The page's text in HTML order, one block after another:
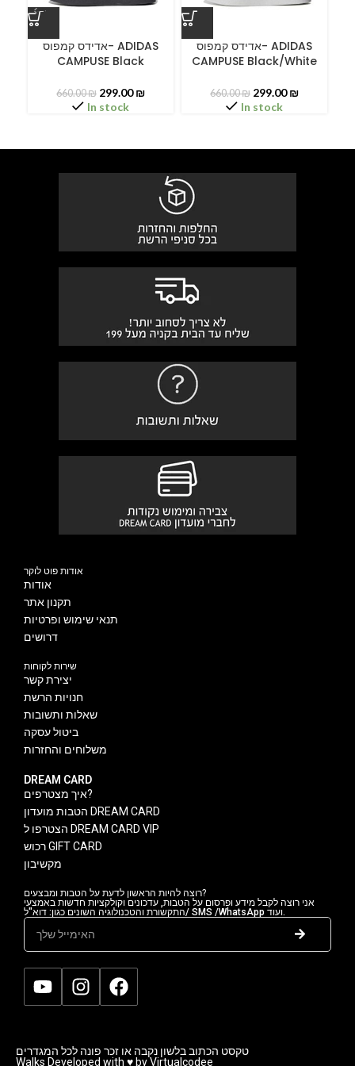
אדידס קמפוס- ADIDAS
CAMPUSE Black
660.00₪ 299.00₪
In stock
אדידס קמפוס- ADIDAS
CAMPUSE Black/White
660.00₪ 299.00₪
In stock
אודות פוט לוקר
אודות
תקנון אתר
תנאי שימוש ופרטיות
דרושים
שירות לקוחות
יצירת קשר
חנויות הרשת
שאלות ותשובות
ביטול עסקה
משלוחים והחזרות
DREAM CARD
איך מצטרפים?
הטבות מועדון DREAM CARD
הצטרפו ל DREAM CARD VIP
רכוש GIFT CARD
מקשיבון
רוצה להיות הראשון לדעת על הטבות ומבצעים?
אני רוצה לקבל מידע ופרסום על הטבות, עדכונים וקולקציות חדשות באמצעי
התקשורת והטכנולוגיה השונים כגון: דוא"ל/ SMS /WhatsApp ועוד.
טקסט הכתוב בלשון נקבה או זכר פונה לכל המגדרים
Walks Developed with ♥ by Virtualcodee